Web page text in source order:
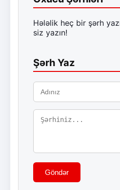
Hələlik heç bir şərh
siz yazın!
Şərh Yaz
Göndər